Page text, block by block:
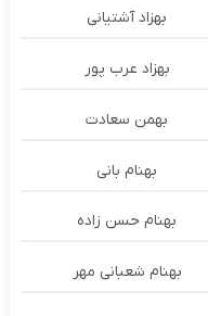
بهزاد آشتیانی
بهزاد عرب پور
بهمن سعادت
بهنام بانی
بهنام حسن زاده
بهنام شعبانی مهر